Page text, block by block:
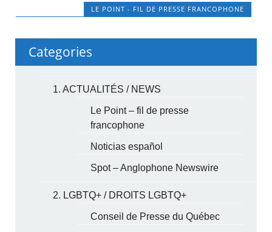
LE POINT - FIL DE PRESSE FRANCOPHONE
Categories
1. ACTUALITÉS / NEWS
Le Point – fil de presse
francophone
Noticias español
Spot – Anglophone Newswire
2. LGBTQ+ / DROITS LGBTQ+
Conseil de Presse du Québec